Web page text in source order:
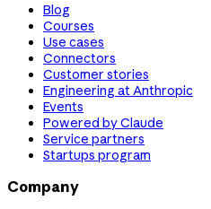
Blog
Courses
Use cases
Connectors
Customer stories
Engineering at Anthropic
Events
Powered by Claude
Service partners
Startups program
Company